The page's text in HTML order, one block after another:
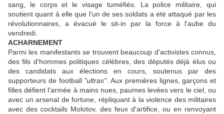
sang, le corps et le visage tuméfiés. La police militaire, qui
soutient quant à elle que l'un de ses soldats a été attaqué par les
révolutionnaires, a évacué le sit-in par la force à l'aube du
vendredi.
ACHARNEMENT
Parmi les manifestants se trouvent beaucoup d'activistes connus,
des fils d'hommes politiques célèbres, des députés déjà élus ou
des candidats aux élections en cours, soutenus par des
supporteurs de football "ultras". Aux premières lignes, garçons et
filles défient l'armée à mains nues, paumes levées vers le ciel, ou
avec un arsenal de fortune, répliquant à la violence des militaires
avec des cocktails Molotov, des feux d'artifice, ou en renvoyant